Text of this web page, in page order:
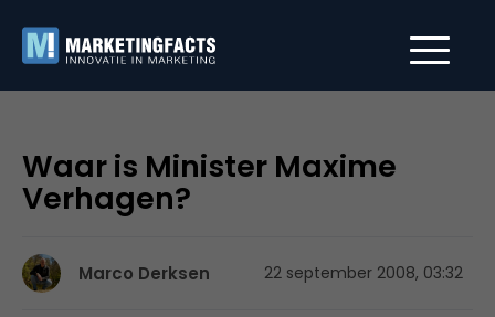
Waar is Minister Maxime
Verhagen?
Marco Derksen 22 september 2008, 03:32